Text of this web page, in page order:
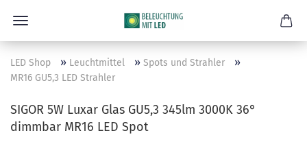
LED Shop » Leuchtmittel » Spots und Strahler »
MR16 GU5,3 LED Strahler
SIGOR 5W Luxar Glas GU5,3 345lm 3000K 36°
dimmbar MR16 LED Spot